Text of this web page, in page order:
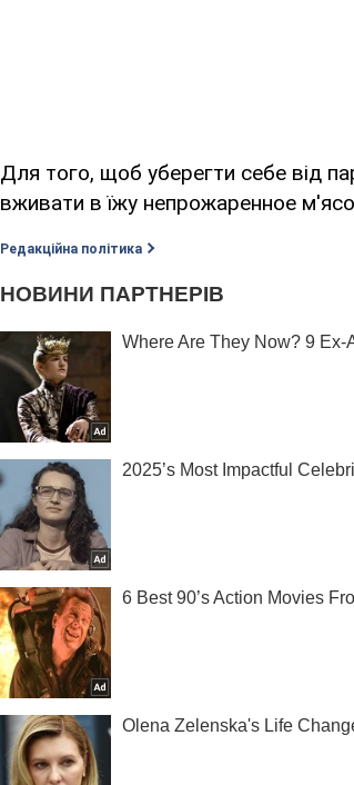
Для того, щоб уберегти себе від
вживати в їжу непрожаренное
Редакційна політика